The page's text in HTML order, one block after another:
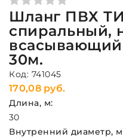
Шланг ПВХ
спиральный,
всасывающий
30м.
Код: 741045
170,08 руб.
Длина, м:
30
Внутренний диаметр,